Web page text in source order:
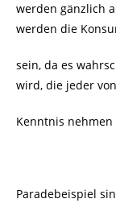
werden gänzlich
werden die
sein, da es
wird, die jeder
Kenntnis nehmen
Paradebeispiel